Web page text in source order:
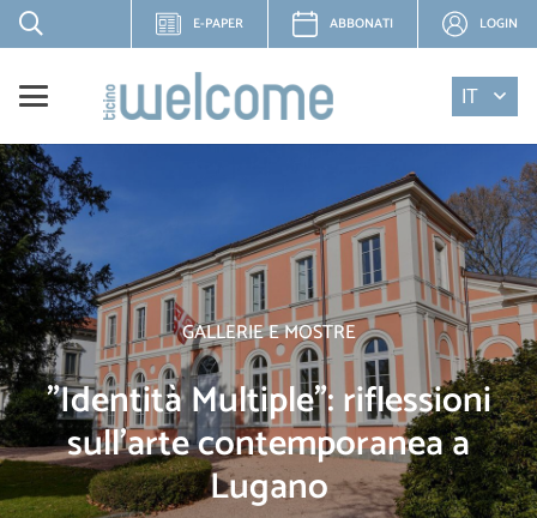
E-PAPER ABBONATI LOGIN
IT
GALLERIE E MOSTRE
"Identità Multiple": riflessioni
sull'arte contemporanea a
Lugano